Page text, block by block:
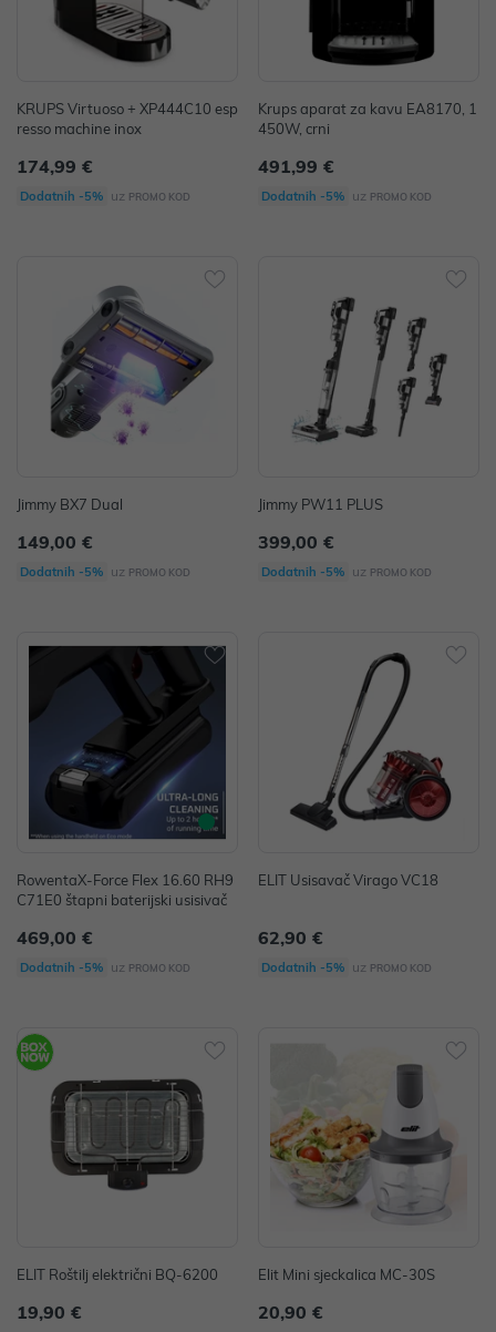
KRUPS Virtuoso + XP444C10 esp
resso machine inox
174,99 €
Dodatnih -5% uz PROMO KOD
Krups aparat za kavu EA8170, 1
450W, crni
491,99 €
Dodatnih -5% uz PROMO KOD
Jimmy BX7 Dual
149,00 €
Dodatnih -5% uz PROMO KOD
Jimmy PW11 PLUS
399,00 €
Dodatnih -5% uz PROMO KOD
RowentaX-Force Flex 16.60 RH9
C71E0 štapni baterijski usisivač
469,00 €
Dodatnih -5% uz PROMO KOD
ELIT Usisavač Virago VC18
62,90 €
Dodatnih -5% uz PROMO KOD
ELIT Roštilj električni BQ-6200
19,90 €
Elit Mini sjeckalica MC-30S
20,90 €